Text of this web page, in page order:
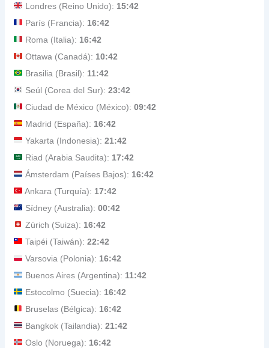
Londres (Reino Unido): 15:42
París (Francia): 16:42
Roma (Italia): 16:42
Ottawa (Canadá): 10:42
Brasilia (Brasil): 11:42
Seúl (Corea del Sur):23:42
Ciudad de México (México):09:42
Madrid (España): 16:42
Yakarta (Indonesia):21:42
Riad (Arabia Saudita): 17:42
Ámsterdam (Países Bajos): 16:42
Ankara (Turquía): 17:42
Sídney (Australia):00:42
Zúrich (Suiza): 16:42
Taipéi (Taiwán):22:42
Varsovia (Polonia): 16:42
Buenos Aires (Argentina): 11:42
Estocolmo (Suecia): 16:42
Bruselas (Bélgica): 16:42
Bangkok (Tailandia):21:42
Oslo (Noruega): 16:42